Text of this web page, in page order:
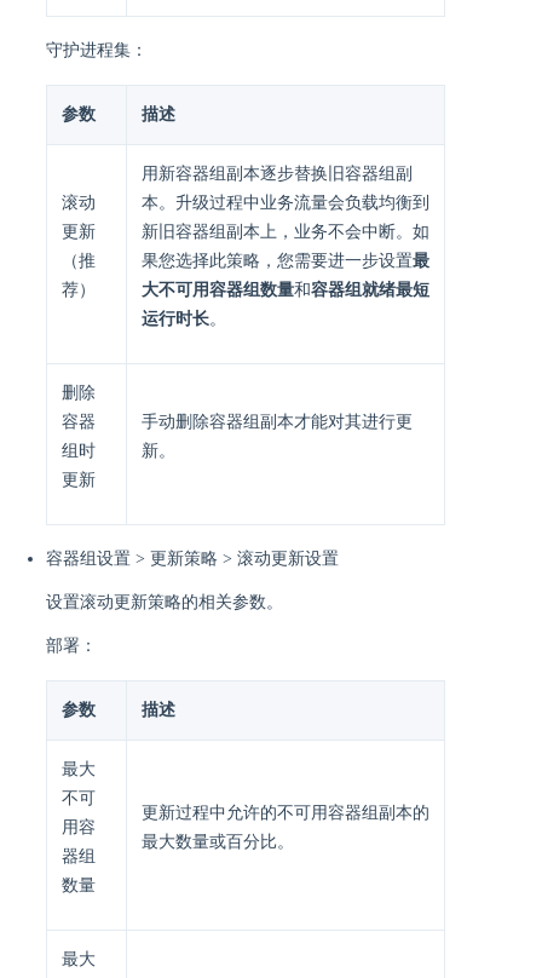
守护进程集：
参数 描述
滚动
更新
（推
荐）
用新容器组副本逐步替换旧容器组副
本。升级过程中业务流量会负载均衡到
新旧容器组副本上，业务不会中断。如
果您选择此策略，您需要进一步设置最
大不可用容器组数量和容器组就绪最短
运行时长。
删除
容器
组时
更新
手动删除容器组副本才能对其进行更
新。
容器组设置 > 更新策略 > 滚动更新设置
设置滚动更新策略的相关参数。
部署：
参数 描述
最大
不可
用容
器组
数量
更新过程中允许的不可用容器组副本的
最大数量或百分比。
最大